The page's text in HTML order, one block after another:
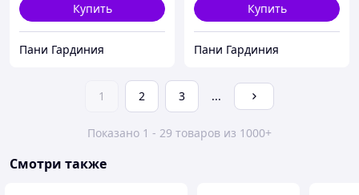
Купить
Пани Гардиния
Купить
Пани Гардиния
1 2 3 ...
Показано 1 - 29 товаров из 1000+
Смотри также